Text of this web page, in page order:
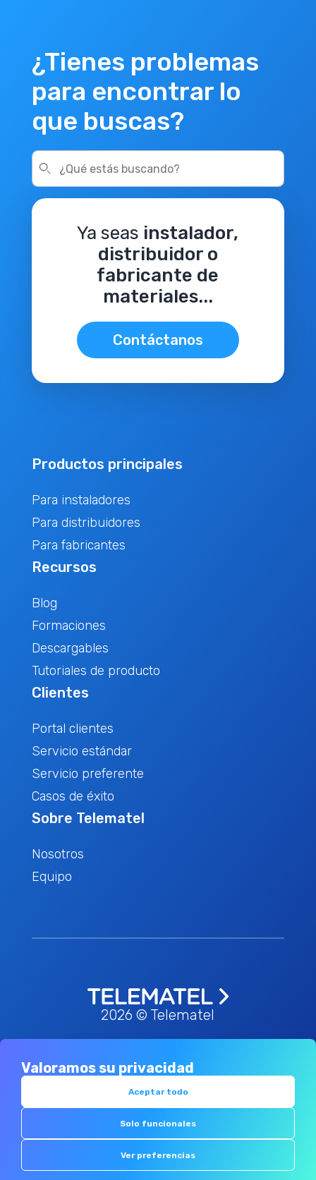
Valoramos su privacidad
Aceptar todo
Solo funcionales
Ver preferencias
Descargar ebook
¿Tienes problemas
para encontrar lo
que buscas?
Ya seas instalador,
distribuidor o
fabricante de
materiales...
Contáctanos
Productos principales
Para instaladores
Para distribuidores
Para fabricantes
Recursos
Blog
Formaciones
Descargables
Tutoriales de producto
Clientes
Portal clientes
Servicio estándar
Servicio preferente
Casos de éxito
Sobre Telematel
Nosotros
Equipo
2026 © Telematel
Política de privacidad -
Política de redes sociales
- Política de cookies - Canal de
denuncias